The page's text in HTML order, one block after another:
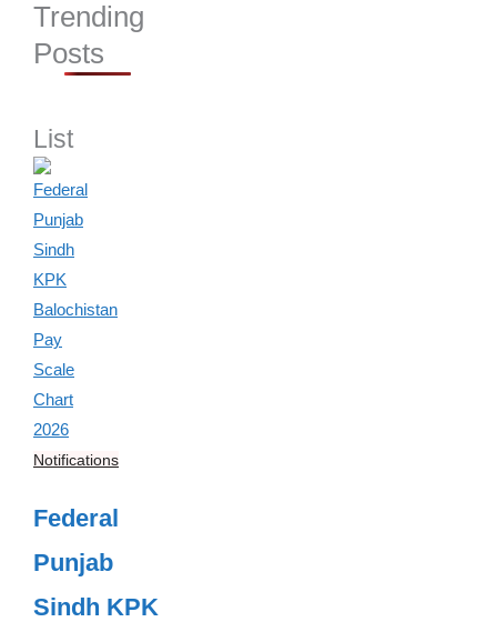
Trending
Posts
List
Notifications
Federal
Punjab
Sindh KPK